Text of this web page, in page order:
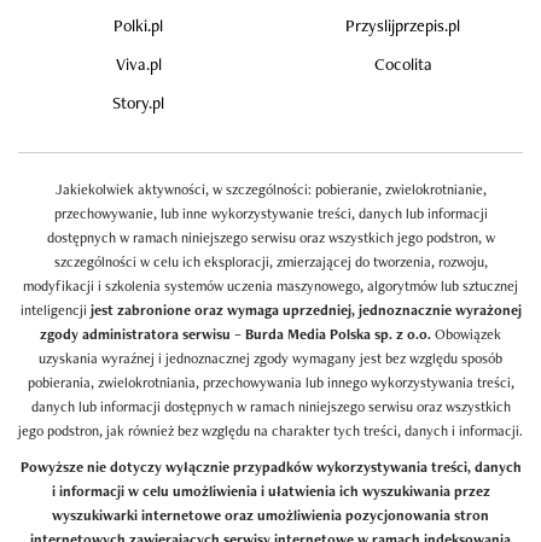
Polki.pl
Przyslijprzepis.pl
Viva.pl
Cocolita
Story.pl
Jakiekolwiek aktywności, w szczególności: pobieranie, zwielokrotnianie,
przechowywanie, lub inne wykorzystywanie treści, danych lub informacji
dostępnych w ramach niniejszego serwisu oraz wszystkich jego podstron, w
szczególności w celu ich eksploracji, zmierzającej do tworzenia, rozwoju,
modyfikacji i szkolenia systemów uczenia maszynowego, algorytmów lub sztucznej
inteligencji jest zabronione oraz wymaga uprzedniej, jednoznacznie wyrażonej
zgody administratora serwisu – Burda Media Polska sp. z o.o.Obowiązek
uzyskania wyraźnej i jednoznacznej zgody wymagany jest bez względu sposób
pobierania, zwielokrotniania, przechowywania lub innego wykorzystywania treści,
danych lub informacji dostępnych w ramach niniejszego serwisu oraz wszystkich
jego podstron, jak również bez względu na charakter tych treści, danych i informacji.
Powyższe nie dotyczy wyłącznie przypadków wykorzystywania treści, danych
i informacji w celu umożliwienia i ułatwienia ich wyszukiwania przez
wyszukiwarki internetowe oraz umożliwienia pozycjonowania stron